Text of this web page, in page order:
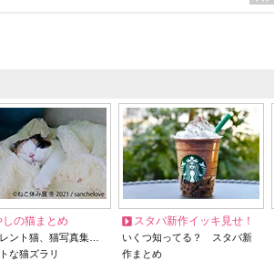
しの猫まとめ
ント猫、猫写真集…
な猫ズラリ
スタバ新作イッキ見せ！
いくつ知ってる？ スタバ新
作まとめ